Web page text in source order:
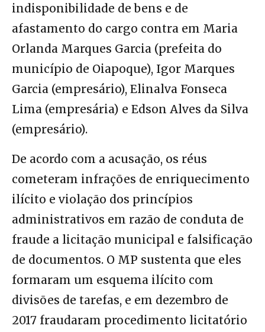
indisponibilidade de bens e de
afastamento do cargo contra em Maria
Orlanda Marques Garcia (prefeita do
município de Oiapoque), Igor Marques
Garcia (empresário), Elinalva Fonseca
Lima (empresária) e Edson Alves da Silva
(empresário).
De acordo com a acusação, os réus
cometeram infrações de enriquecimento
ilícito e violação dos princípios
administrativos em razão de conduta de
fraude a licitação municipal e falsificação
de documentos. O MP sustenta que eles
formaram um esquema ilícito com
divisões de tarefas, e em dezembro de
2017 fraudaram procedimento licitatório